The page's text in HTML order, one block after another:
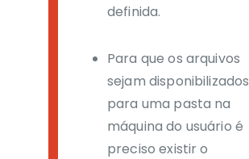
definida.
Para que os arquivos
sejam disponibilizados
para uma pasta na
máquina do usuário é
preciso existir o